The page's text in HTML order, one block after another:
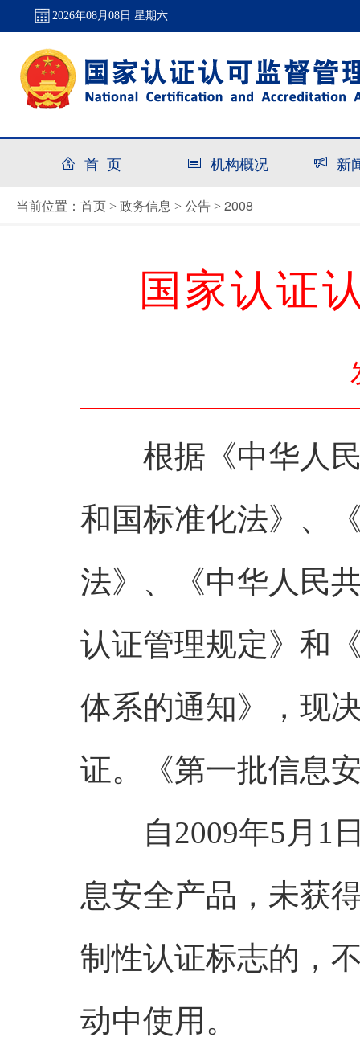
2026年08月08日 星期六
首 页 机构概况 新
当前位置： 首页 > 政务信息 > 公告 > 2008
国家认证
根据《中华人民
和国标准化法》、
法》、《中华人民
认证管理规定》和
体系的通知》，现
证。《第一批信息
自2009年5月1日
息安全产品，未获
制性认证标志的，
动中使用。